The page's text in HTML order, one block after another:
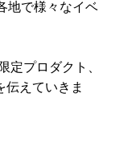
地で様々なイベ
プロダクト、
伝えていきま